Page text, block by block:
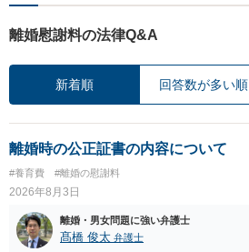
離婚慰謝料の法律Q&A
新着順 回答数が多い順
離婚時の公正証書の内容について
#養育費 #離婚の慰謝料
2026年8月3日
離婚・男女問題に強い弁護士
髙橋 俊太 弁護士